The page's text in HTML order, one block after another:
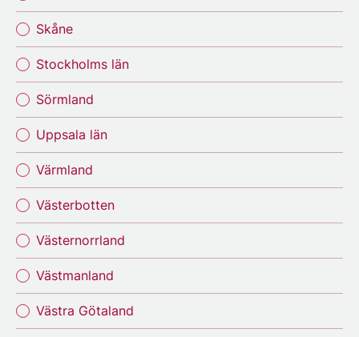
Skåne
Stockholms län
Sörmland
Uppsala län
Värmland
Västerbotten
Västernorrland
Västmanland
Västra Götaland